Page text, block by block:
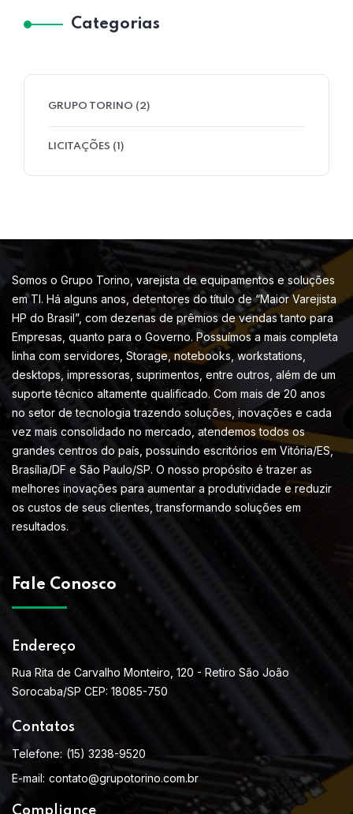
Categorias
GRUPO TORINO (2)
LICITAÇÕES (1)
Somos o Grupo Torino, varejista de equipamentos e soluções
em TI. Há alguns anos, detentores do título de “Maior Varejista
HP do Brasil”, com dezenas de prêmios de vendas tanto para
Empresas, quanto para o Governo. Possuímos a mais completa
linha com servidores, Storage, notebooks, workstations,
desktops, impressoras, suprimentos, entre outros, além de um
suporte técnico altamente qualificado. Com mais de 20 anos
no setor de tecnologia trazendo soluções, inovações e cada
vez mais consolidado no mercado, atendemos todos os
grandes centros do país, possuindo escritórios em Vitória/ES,
Brasília/DF e São Paulo/SP. O nosso propósito é trazer as
melhores inovações para aumentar a produtividade e reduzir
os custos de seus clientes, transformando soluções em
resultados.
Fale Conosco
Endereço
Rua Rita de Carvalho Monteiro, 120 - Retiro São João
Sorocaba/SP CEP: 18085-750
Contatos
Telefone: (15) 3238-9520
E-mail: contato@grupotorino.com.br
Compliance